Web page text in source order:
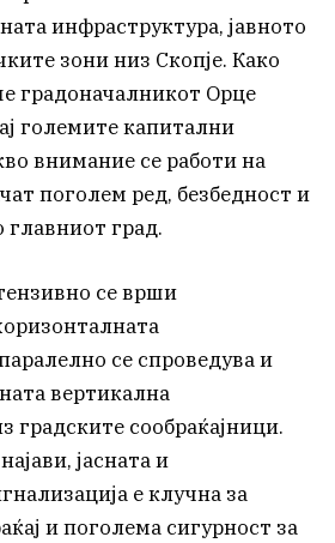
инфраструктура, јавното
зони низ Скопје. Како
градоначалникот Орце
големите капитални
внимание се работи на
поголем ред, безбедност и
главниот град.
се врши
се спроведува и
вертикална
градските сообраќајници.
јасната и
е клучна за
и поголема сигурност за